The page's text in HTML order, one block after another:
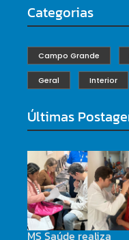
Categorias
Campo Grande
Geral Interior
Últimas
MS Saúde realiza